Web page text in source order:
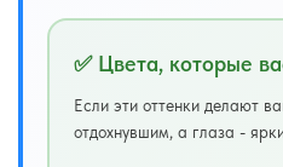
✅ Цвета, которые
Если эти оттенки делают
отдохнувшим, а глаза -